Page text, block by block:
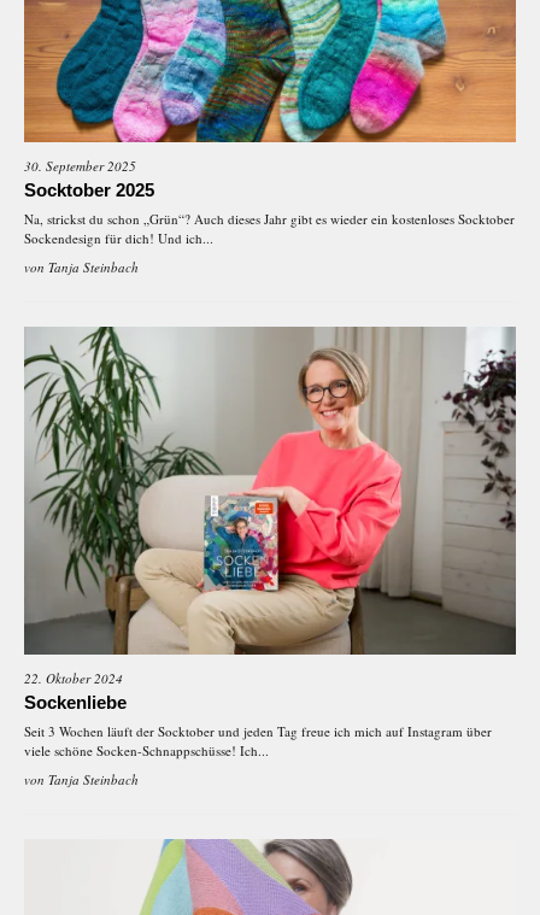
30. September 2025
Socktober 2025
Na, strickst du schon „Grün“? Auch dieses Jahr gibt es wieder ein kostenloses Socktober
Sockendesign für dich! Und ich...
von Tanja Steinbach
22. Oktober 2024
Sockenliebe
Seit 3 Wochen läuft der Socktober und jeden Tag freue ich mich auf Instagram über
viele schöne Socken-Schnappschüsse! Ich...
von Tanja Steinbach